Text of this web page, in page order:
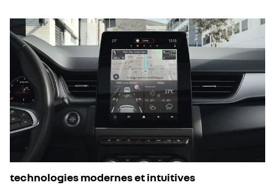
technologies modernes et intuitives